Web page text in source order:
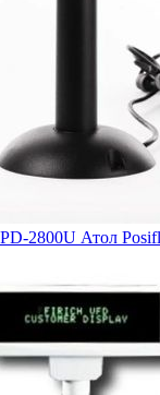
2800U Атол